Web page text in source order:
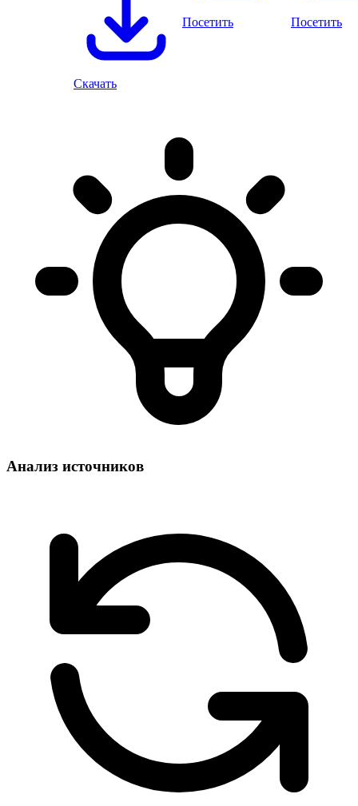
Скачать
Посетить Посетить
Анализ источников